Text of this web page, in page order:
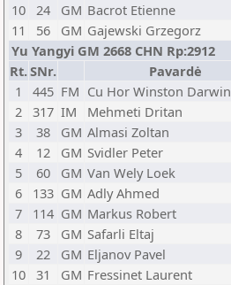
10
24 GM Bacrot Etienne
11
56 GM Gajewski Grzegorz
Yu Yangyi GM 2668 CHN Rp:2912
Rt.SNr. Pavardė
1
445 FM Cu Hor Winston Darwin
2
317 IM Mehmeti Dritan
3
38 GM Almasi Zoltan
4
12 GM Svidler Peter
5
60 GM Van Wely Loek
6
133 GM Adly Ahmed
7
114 GM Markus Robert
8
73 GM Safarli Eltaj
9
22 GM Eljanov Pavel
10
31 GM Fressinet Laurent